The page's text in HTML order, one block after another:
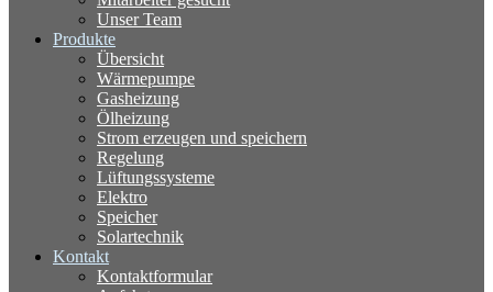
Unser Team
Produkte
Übersicht
Wärmepumpe
Gasheizung
Ölheizung
Strom erzeugen und speichern
Regelung
Lüftungssysteme
Elektro
Speicher
Solartechnik
Kontakt
Kontaktformular